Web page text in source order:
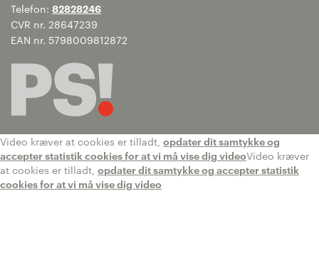
Telefon: 82828246
CVR nr. 28647239
EAN nr. 5798009812872
Video kræver at cookies er tilladt, opdater dit samtykke og
accepter statistik cookies for at vi må vise dig videoVideo kræver
at cookies er tilladt, opdater dit samtykke og accepter statistik
cookies for at vi må vise dig video